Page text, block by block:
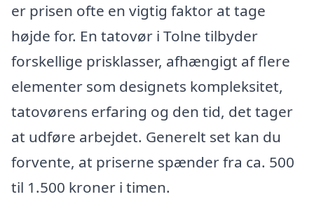
er prisen ofte en vigtig faktor at tage
højde for. En tatovør i Tolne tilbyder
forskellige prisklasser, afhængigt af flere
elementer som designets kompleksitet,
tatovørens erfaring og den tid, det tager
at udføre arbejdet. Generelt set kan du
forvente, at priserne spænder fra ca. 500
til 1.500 kroner i timen.